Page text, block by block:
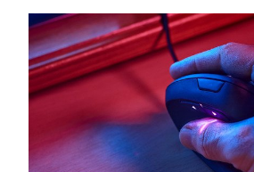
I6_FRMMEM
I6FAVOURCOUNT